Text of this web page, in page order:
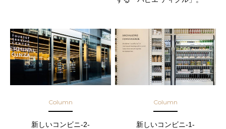
Column
新しいコンビニ-2-
Column
新しいコンビニ-1-